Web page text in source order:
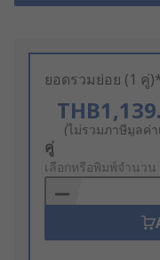
ยอดรวมย่อย (1 คู่
(ไม่รวมภาษีมูลค่า
Add
to
Basket
คู่
เลือกหรือพิมพ์จำนวน